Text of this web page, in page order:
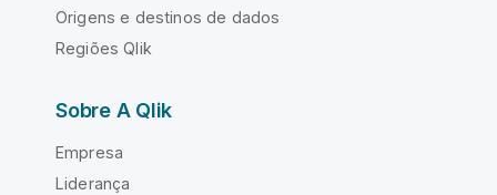
Origens e destinos de dados
Regiões Qlik
Sobre A Qlik
Empresa
Liderança